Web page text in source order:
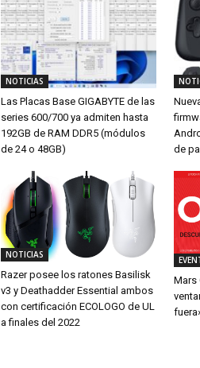
NOTICIAS
Las Placas Base GIGABYTE de las
series 600/700 ya admiten hasta
192GB de RAM DDR5 (módulos
de 24 o 48GB)
de
NOTICIAS
Razer posee los ratones Basilisk
v3 y Deathadder Essential ambos
con certificación ECOLOGO de UL
a finales del 2022
Mars